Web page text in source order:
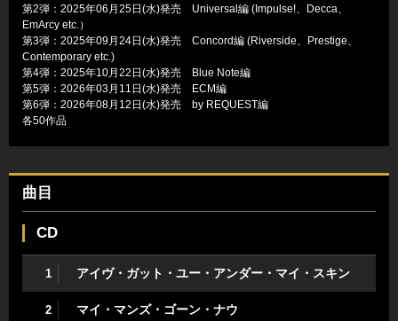
第2弾：2025年06月25日(水)発売 Universal編 (Impulse!、Decca、
EmArcy etc.）
第3弾：2025年09月24日(水)発売 Concord編 (Riverside、Prestige、
Contemporary etc.)
第4弾：2025年10月22日(水)発売 Blue Note編
第5弾：2026年03月11日(水)発売 ECM編
第6弾：2026年08月12日(水)発売 by REQUEST編
各50作品
曲目
CD
1 アイヴ・ガット・ユー・アンダー・マイ・スキン
2 マイ・マンズ・ゴーン・ナウ